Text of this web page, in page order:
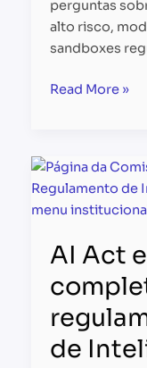
perguntas
alto risco,
sandboxes
Read More »
AI Act
de
AI
Act
explicação
do
europeu
de
Inteligência
Artificial